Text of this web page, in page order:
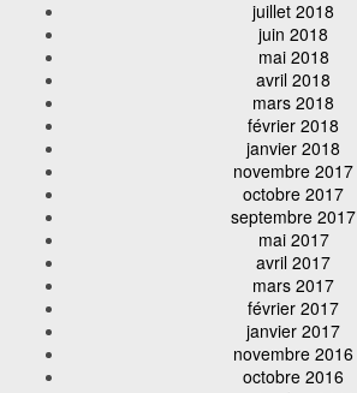
juillet 2018
juin 2018
mai 2018
avril 2018
mars 2018
février 2018
janvier 2018
novembre 2017
octobre 2017
septembre 2017
mai 2017
avril 2017
mars 2017
février 2017
janvier 2017
novembre 2016
octobre 2016